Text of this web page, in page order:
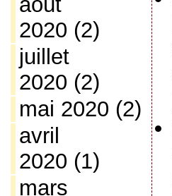
2020 (2)
juillet
2020 (2)
mai 2020 (2)
avril
2020 (1)
mars